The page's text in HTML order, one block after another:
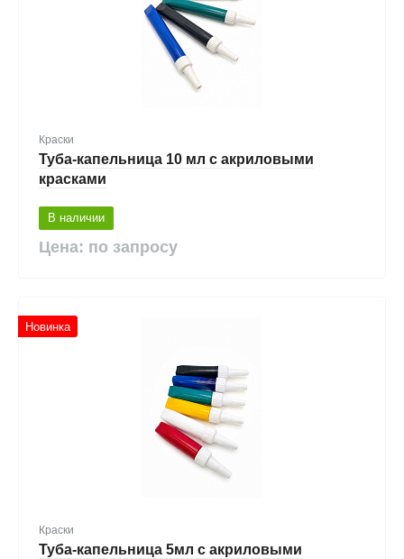
Краски
Туба-капельница 10 мл с акриловыми
красками
В наличии
Цена: по запросу
Новинка
Краски
Туба-капельница 5мл с акриловыми